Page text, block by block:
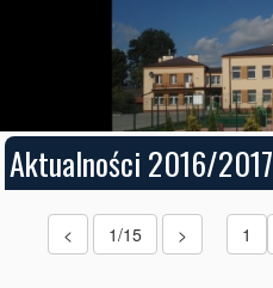
Aktualności 2016/2017
< 1/15 > 1